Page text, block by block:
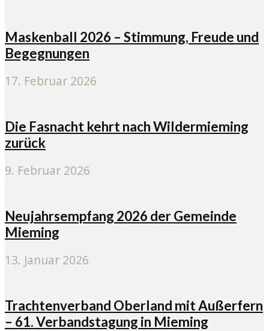
Maskenball 2026 – Stimmung, Freude und
Begegnungen
17. Februar 2026
Die Fasnacht kehrt nach Wildermieming
zurück
9. Februar 2026
Neujahrsempfang 2026 der Gemeinde
Mieming
13. Januar 2026
Trachtenverband Oberland mit Außerfern
– 61. Verbandstagung in Mieming